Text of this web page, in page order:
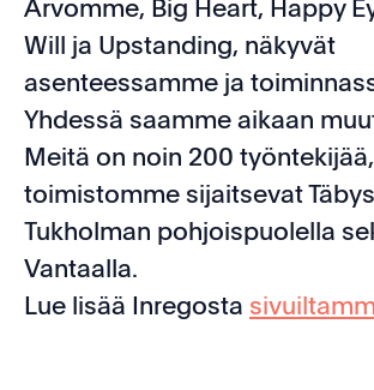
Will ja Upstanding, näkyvät
asenteessamme ja
Yhdessä saamme aikaan
Meitä on noin 200
toimistomme sijaitsevat
Tukholman pohjoispuolella
Vantaalla.
Lue lisää Inregosta